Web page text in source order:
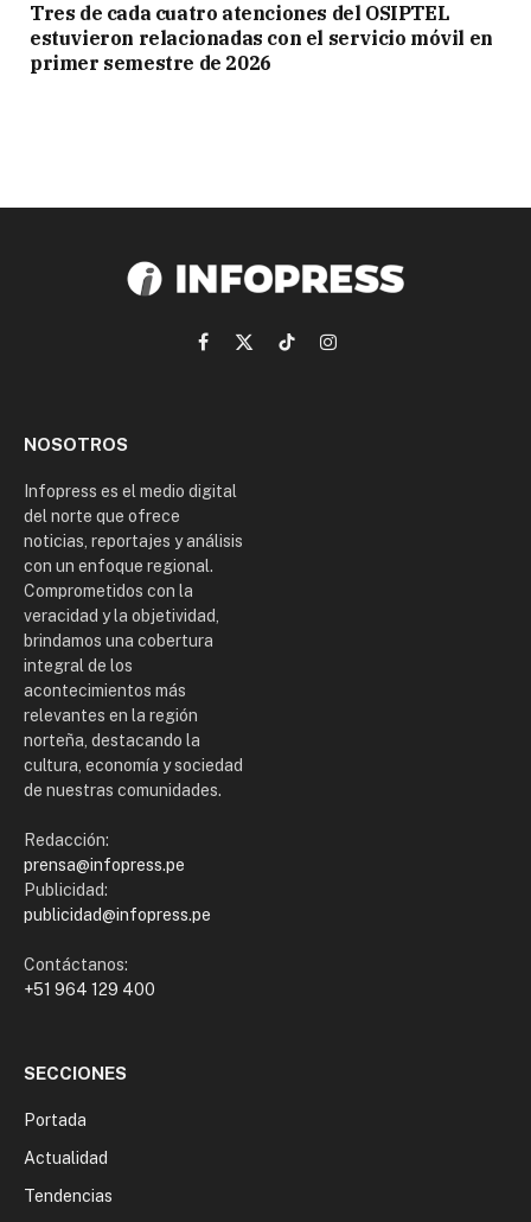
Tres de cada cuatro atenciones del OSIPTEL
estuvieron relacionadas con el servicio móvil en
primer semestre de 2026
Facebook
X
TikTokInstagram
NOSOTROS
Infopress es el medio digital
del norte que ofrece
noticias, reportajes y análisis
con un enfoque regional.
Comprometidos con la
veracidad y la objetividad,
brindamos una cobertura
integral de los
acontecimientos más
relevantes en la región
norteña, destacando la
cultura, economía y sociedad
de nuestras comunidades.
Redacción:
prensa@infopress.pe
Publicidad:
publicidad@infopress.pe
Contáctanos:
+51 964 129 400
SECCIONES
Portada
Actualidad
Tendencias